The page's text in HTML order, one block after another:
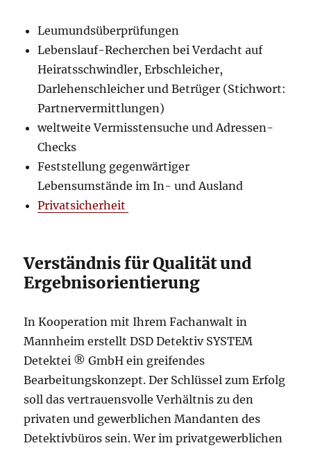
Leumundsüberprüfungen
Lebenslauf-Recherchen bei Verdacht auf
Heiratsschwindler, Erbschleicher,
Darlehenschleicher und Betrüger (Stichwort:
Partnervermittlungen)
weltweite Vermisstensuche und Adressen-
Checks
Feststellung gegenwärtiger
Lebensumstände im In- und Ausland
Privatsicherheit
Verständnis für Qualität und
Ergebnisorientierung
In Kooperation mit Ihrem Fachanwalt in
Mannheim erstellt DSD Detektiv SYSTEM
Detektei ® GmbH ein greifendes
Bearbeitungskonzept. Der Schlüssel zum Erfolg
soll das vertrauensvolle Verhältnis zu den
privaten und gewerblichen Mandanten des
Detektivbüros sein. Wer im privatgewerblichen